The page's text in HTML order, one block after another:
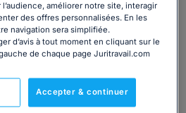
une consultation par
?
améliorer notre site, interagir
des offres personnalisées. En les
navigation sera simplifiée.
d’avis à tout moment en cliquant sur le
de chaque page Juritravail.com
Accepter & continuer